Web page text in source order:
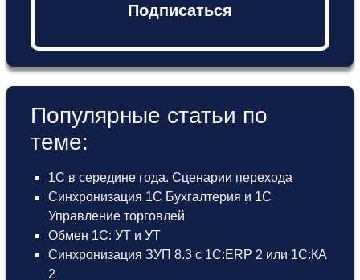
Подписаться
Популярные статьи по
теме:
1С в середине года. Сценарии перехода
Синхронизация 1С Бухгалтерия и 1С
Управление торговлей
Обмен 1С: УТ и УТ
Синхронизация ЗУП 8.3 с 1С:ERP 2 или 1С:КА
2